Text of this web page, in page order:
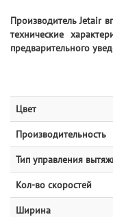
Производитель Jetair
технические
предварительного
Цвет
Производительность
Тип управления
Кол-во скоростей
Ширина